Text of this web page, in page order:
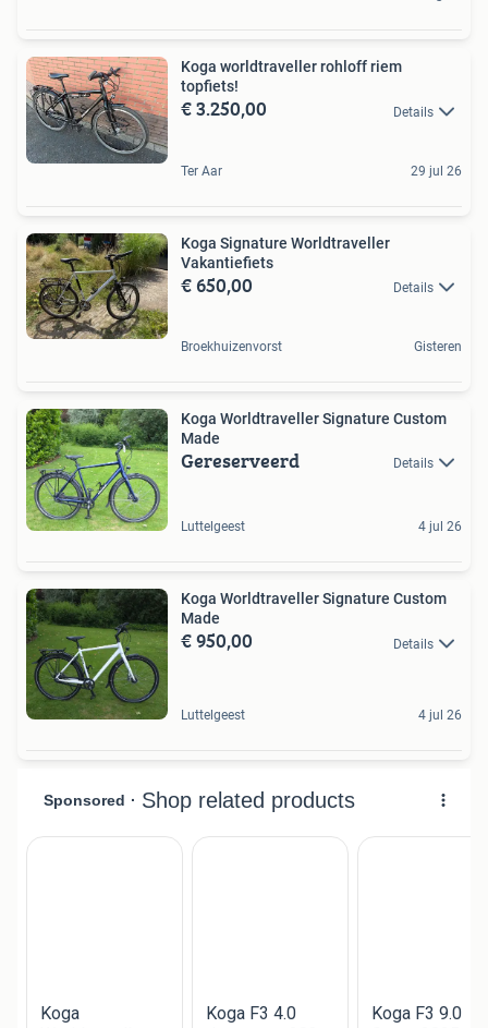
Koga worldtraveller rohloff riem
topfiets!
€ 3.250,00 Details
Ter Aar 29 jul 26
Koga Signature Worldtraveller
Vakantiefiets
€ 650,00 Details
Broekhuizenvorst Gisteren
Koga Worldtraveller Signature Custom
Made
Gereserveerd Details
Luttelgeest 4 jul 26
Koga Worldtraveller Signature Custom
Made
€ 950,00 Details
Luttelgeest 4 jul 26